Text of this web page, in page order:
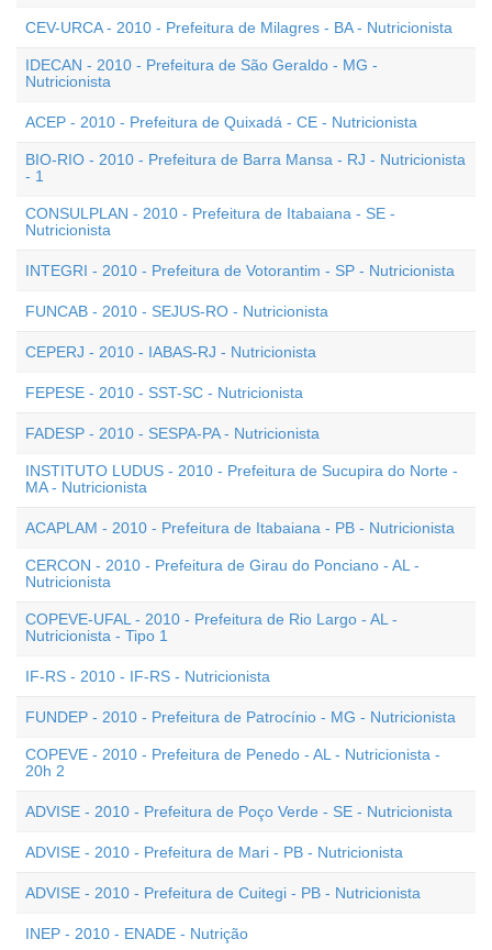
CEV-URCA - 2010 - Prefeitura de Milagres - BA - Nutricionista
IDECAN - 2010 - Prefeitura de São Geraldo - MG -
Nutricionista
ACEP - 2010 - Prefeitura de Quixadá - CE - Nutricionista
BIO-RIO - 2010 - Prefeitura de Barra Mansa - RJ - Nutricionista
- 1
CONSULPLAN - 2010 - Prefeitura de Itabaiana - SE -
Nutricionista
INTEGRI - 2010 - Prefeitura de Votorantim - SP - Nutricionista
FUNCAB - 2010 - SEJUS-RO - Nutricionista
CEPERJ - 2010 - IABAS-RJ - Nutricionista
FEPESE - 2010 - SST-SC - Nutricionista
FADESP - 2010 - SESPA-PA - Nutricionista
INSTITUTO LUDUS - 2010 - Prefeitura de Sucupira do Norte -
MA - Nutricionista
ACAPLAM - 2010 - Prefeitura de Itabaiana - PB - Nutricionista
CERCON - 2010 - Prefeitura de Girau do Ponciano - AL -
Nutricionista
COPEVE-UFAL - 2010 - Prefeitura de Rio Largo - AL -
Nutricionista - Tipo 1
IF-RS - 2010 - IF-RS - Nutricionista
FUNDEP - 2010 - Prefeitura de Patrocínio - MG - Nutricionista
COPEVE - 2010 - Prefeitura de Penedo - AL - Nutricionista -
20h 2
ADVISE - 2010 - Prefeitura de Poço Verde - SE - Nutricionista
ADVISE - 2010 - Prefeitura de Mari - PB - Nutricionista
ADVISE - 2010 - Prefeitura de Cuitegi - PB - Nutricionista
INEP - 2010 - ENADE - Nutrição